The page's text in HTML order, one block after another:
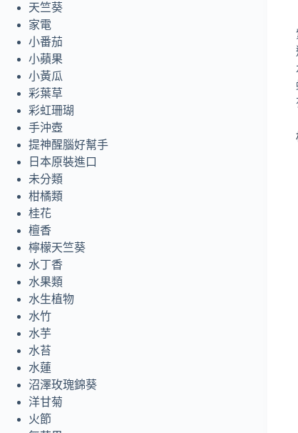
天竺葵
家電
小番茄
小蘋果
小黃瓜
彩葉草
彩虹珊瑚
手沖壺
提神醒腦好幫手
日本原裝進口
未分類
柑橘類
桂花
檀香
檸檬天竺葵
水丁香
水果類
水生植物
水竹
水芋
水苔
水蓮
沼澤玫瑰錦葵
洋甘菊
火節